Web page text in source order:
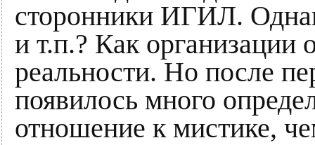
сторонники ИГИЛ.
и т.п.? Как организации
реальности. Но после
появилось много
отношение к мистике,